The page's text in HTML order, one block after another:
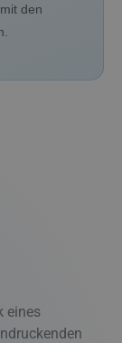
den
eines